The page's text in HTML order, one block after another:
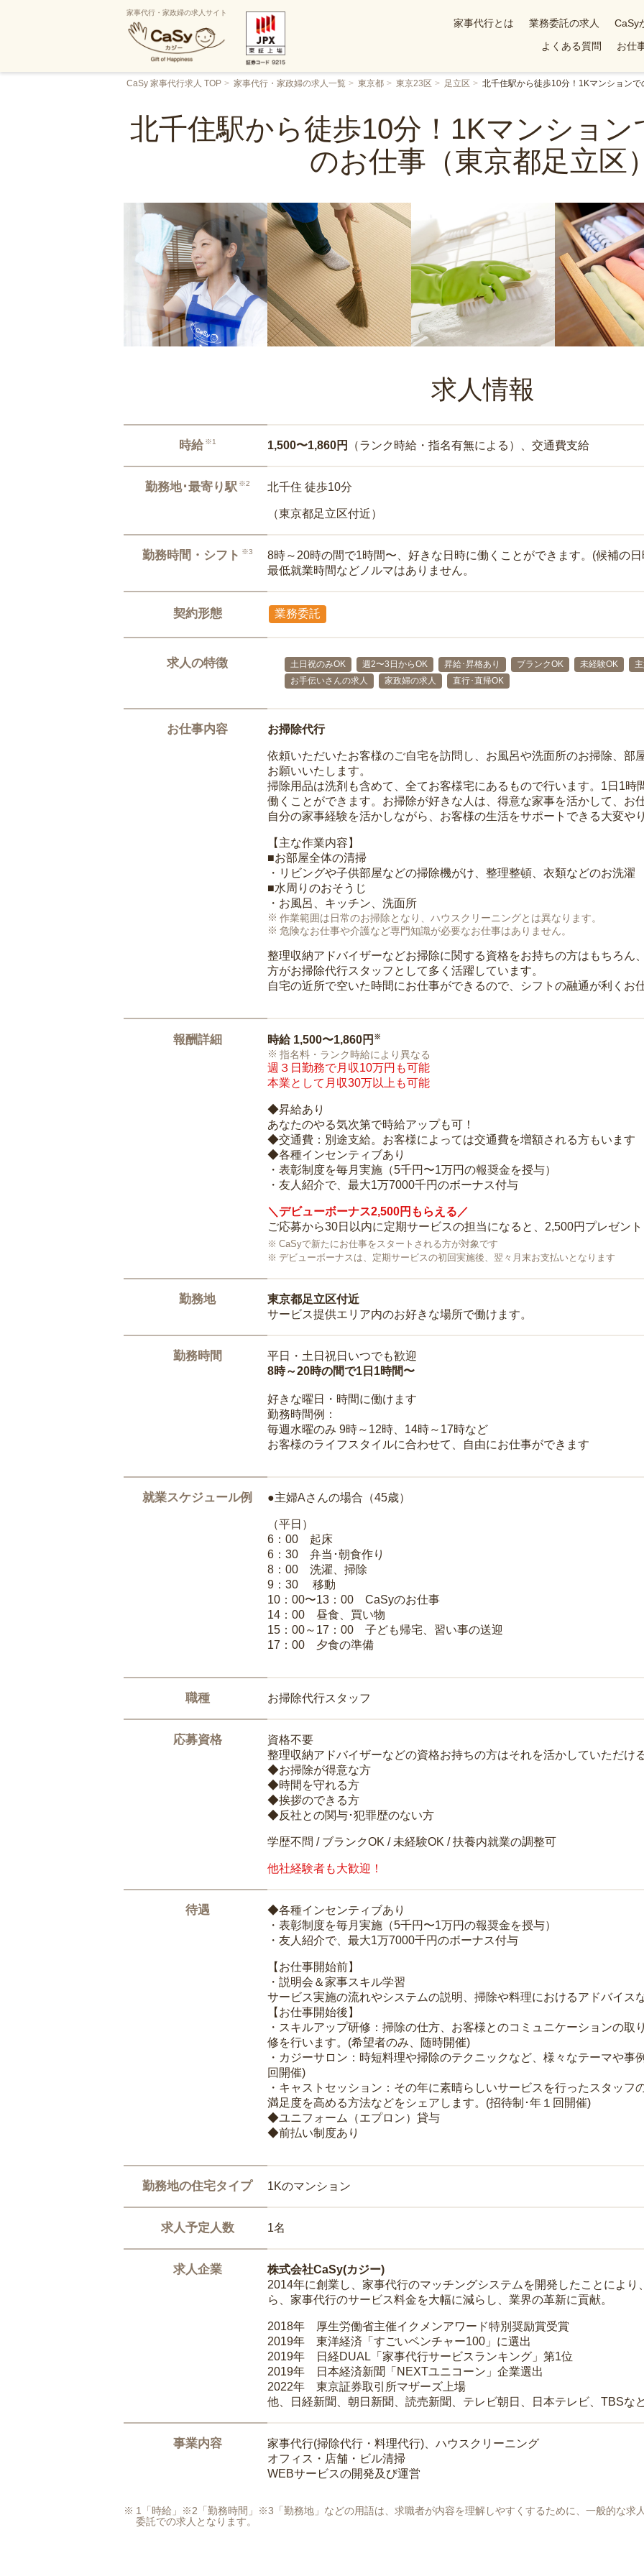
家事代行・家政婦の求人サイト
家事代行とは 業務委託の求人 CaSy
よくある質問
お仕
CaSy 家事代行求人 TOP 家事代行・家政婦の求人一覧 東京都 東京23区 足立区 北千住駅から徒歩10分！1Kマンションで
北千住駅から徒歩10分！1Kマンション
のお仕事（東京都足立区）
求人情報
時給 ※1 1,500〜1,860円 （ランク時給・指名有無による）、交通費支給
勤務地･最寄り駅 ※2 北千住 徒歩10分
（東京都足立区付近）
勤務時間・シフト ※3
8時～20時の間で1時間〜、好きな日時に働くことができます。(候補の
最低就業時間などノルマはありません。
契約形態 業務委託
求人の特徴 土日祝のみOK 週2〜3日からOK 昇給･昇格あり ブランクOK 未経験OK
お手伝いさんの求人
家政婦の求人 直行･直帰OK
お仕事内容 お掃除代行
依頼いただいたお客様のご自宅を訪問し、お風呂や洗面所のお掃除、部
お願いいたします。
掃除用品は洗剤も含めて、全てお客様宅にあるもので行います。1日1時
働くことができます。お掃除が好きな人は、得意な家事を活かして、お
自分の家事経験を活かしながら、お客様の生活をサポートできる大変や
【主な作業内容】
■お部屋全体の清掃
・リビングや子供部屋などの掃除機がけ、整理整頓、衣類などのお洗濯
■水周りのおそうじ
・お風呂、キッチン、洗面所
作業範囲は日常のお掃除となり、ハウスクリーニングとは異なります。
危険なお仕事や介護など専門知識が必要なお仕事はありません。
整理収納アドバイザーなどお掃除に関する資格をお持ちの方はもちろん
方がお掃除代行スタッフとして多く活躍しています。
自宅の近所で空いた時間にお仕事ができるので、シフトの融通が利くお
報酬詳細 時給 1,500〜1,860円 ※
指名料・ランク時給により異なる
週３日勤務で月収10万円も可能
本業として月収30万以上も可能
◆昇給あり
あなたのやる気次第で時給アップも可！
◆交通費：別途支給。お客様によっては交通費を増額される方もいます
◆各種インセンティブあり
・表彰制度を毎月実施（5千円〜1万円の報奨金を授与）
・友人紹介で、最大1万7000千円のボーナス付与
＼デビューボーナス2,500円もらえる／
ご応募から30日以内に定期サービスの担当になると、2,500円プレゼント
CaSyで新たにお仕事をスタートされる方が対象です
デビューボーナスは、定期サービスの初回実施後、翌々月末お支払いとなります
勤務地
東京都足立区付近
サービス提供エリア内のお好きな場所で働けます。
勤務時間
平日・土日祝日いつでも歓迎
8時～20時の間で1日1時間〜
好きな曜日・時間に働けます
勤務時間例：
毎週水曜のみ 9時～12時、14時～17時など
お客様のライフスタイルに合わせて、自由にお仕事ができます
就業スケジュール例 ●主婦Aさんの場合（45歳）
（平日）
6：00 起床
6：30 弁当･朝食作り
8：00 洗濯、掃除
9：30 移動
10：00〜13：00 CaSyのお仕事
14：00 昼食、買い物
15：00～17：00 子ども帰宅、習い事の送迎
17：00 夕食の準備
職種 お掃除代行スタッフ
応募資格
資格不要
整理収納アドバイザーなどの資格お持ちの方はそれを活かしていただけ
◆お掃除が得意な方
◆時間を守れる方
◆挨拶のできる方
◆反社との関与･犯罪歴のない方
学歴不問 / ブランクOK / 未経験OK / 扶養内就業の調整可
他社経験者も大歓迎！
待遇
◆各種インセンティブあり
・表彰制度を毎月実施（5千円〜1万円の報奨金を授与）
・友人紹介で、最大1万7000千円のボーナス付与
【お仕事開始前】
・説明会＆家事スキル学習
サービス実施の流れやシステムの説明、掃除や料理におけるアドバイス
【お仕事開始後】
・スキルアップ研修：掃除の仕方、お客様とのコミュニケーションの
修を行います。(希望者のみ、随時開催)
・カジーサロン：時短料理や掃除のテクニックなど、様々なテーマや事
回開催)
・キャストセッション：その年に素晴らしいサービスを行ったスタッ
満足度を高める方法などをシェアします。(招待制･年１回開催)
◆ユニフォーム（エプロン）貸与
◆前払い制度あり
勤務地の住宅タイプ 1Kのマンション
求人予定人数 1名
求人企業
株式会社CaSy(カジー)
2014年に創業し、家事代行のマッチングシステムを開発したことによ
ら、家事代行のサービス料金を大幅に減らし、業界の革新に貢献。
2018年 厚生労働省主催イクメンアワード特別奨励賞受賞
2019年 東洋経済「すごいベンチャー100」に選出
2019年 日経DUAL「家事代行サービスランキング」第1位
2019年 日本経済新聞「NEXTユニコーン」企業選出
2022年 東京証券取引所マザーズ上場
他、日経新聞、朝日新聞、読売新聞、テレビ朝日、日本テレビ、TBSな
事業内容
家事代行(掃除代行・料理代行)、ハウスクリーニング
オフィス・店舗・ビル清掃
WEBサービスの開発及び運営
1「時給」※2「勤務時間」※3「勤務地」などの用語は、求職者が内容を理解しやすくするために、一般的な求
委託での求人となります。